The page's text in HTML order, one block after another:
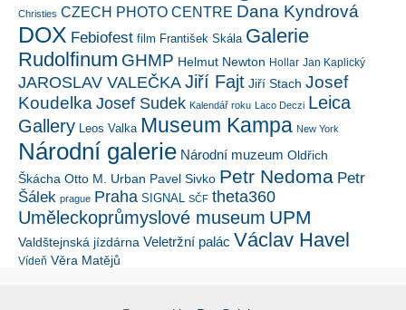
Christies CZECH PHOTO CENTRE Dana Kyndrová
DOX Febiofest film František Skála Galerie
Rudolfinum GHMP Helmut Newton Hollar Jan Kaplický
JAROSLAV VALEČKA Jiří Fajt Jiří Stach Josef
Koudelka Josef Sudek Kalendář roku Laco Deczi Leica
Gallery Leos Valka Museum Kampa New York
Národní galerie Národní muzeum Oldřich
Škácha Otto M. Urban Pavel Sivko Petr Nedoma Petr
Šálek prague Praha SIGNAL SČF theta360
Uměleckoprůmyslové museum UPM
Valdštejnská jízdárna Veletržní palác Václav Havel
Vídeň Věra Matějů